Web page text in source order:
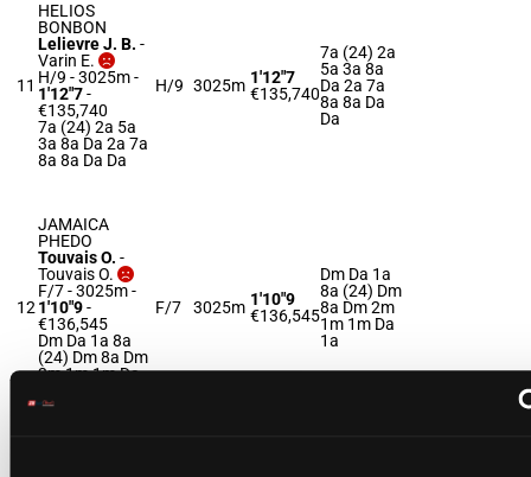
11
HELIOS
BONBON
Lelievre J. B. -
Varin E.
H/9 - 3025m-
1'12"7-
€135,740
7a (24) 2a 5a
3a 8a Da 2a 7a
8a 8a Da Da
H/9 3025m 1'12"7
€135,740
7a (24) 2a
5a 3a 8a
Da 2a 7a
8a 8a Da
Da
12
JAMAICA
PHEDO
Touvais O. -
Touvais O.
F/7 - 3025m-
1'10"9-
€136,545
Dm Da 1a 8a
(24) Dm 8a Dm
2m 1m 1m Da
F/7 3025m 1'10"9
€136,545
Dm Da 1a
8a (24) Dm
8a Dm 2m
1m 1m Da
1a